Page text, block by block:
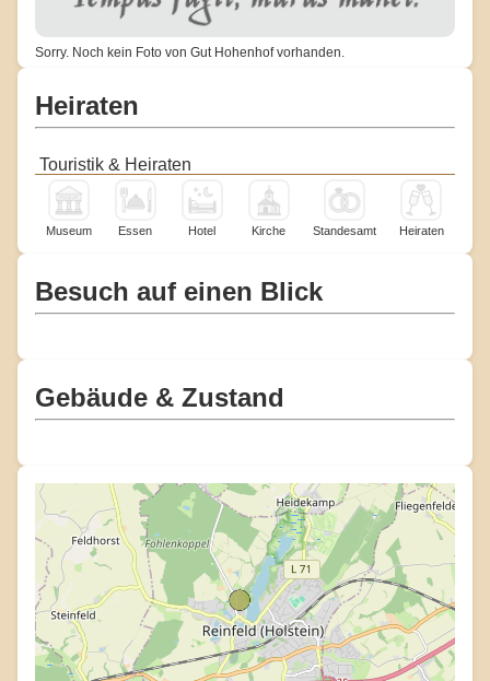
Sorry. Noch kein Foto von Gut Hohenhof vorhanden.
Heiraten
Touristik & Heiraten
Museum Essen Hotel Kirche Standesamt Heiraten
Besuch auf einen Blick
Gebäude & Zustand